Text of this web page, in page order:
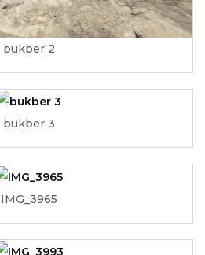
bukber 2
bukber 3
IMG_3965